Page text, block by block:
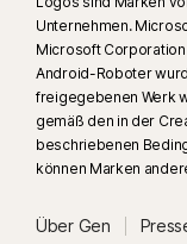
Unternehmen.
Microsoft Corporation
Android-Roboter
freigegebenen Werk
gemäß den in der
beschriebenen
können Marken
Über Gen